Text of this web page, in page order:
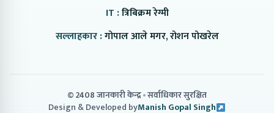
IT :त्रिबिक्रम रेग्मी
सल्लाहकार :गोपाल आले मगर, रोशन पोखरेल
© 2408 जानकारी केन्द्र सर्वाधिकार सुरक्षित
Design & Developed byManish Gopal Singh